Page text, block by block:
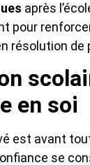
après
pour
résolution de
en soi
est avant
se